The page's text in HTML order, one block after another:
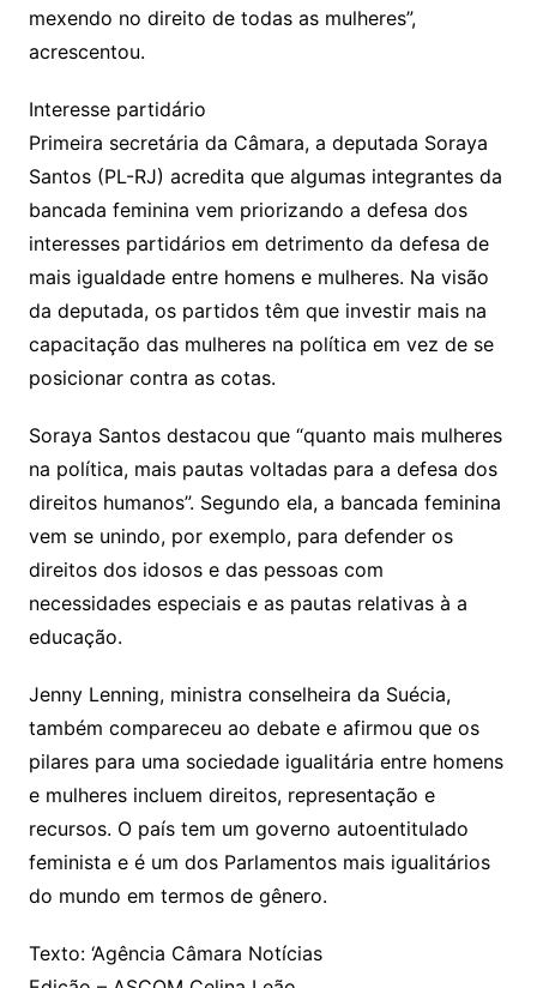
mexendo no direito de todas as mulheres”,
acrescentou.
Interesse partidário
Primeira secretária da Câmara, a deputada Soraya
Santos (PL-RJ) acredita que algumas integrantes da
bancada feminina vem priorizando a defesa dos
interesses partidários em detrimento da defesa de
mais igualdade entre homens e mulheres. Na visão
da deputada, os partidos têm que investir mais na
capacitação das mulheres na política em vez de se
posicionar contra as cotas.
Soraya Santos destacou que “quanto mais mulheres
na política, mais pautas voltadas para a defesa dos
direitos humanos”. Segundo ela, a bancada feminina
vem se unindo, por exemplo, para defender os
direitos dos idosos e das pessoas com
necessidades especiais e as pautas relativas à a
educação.
Jenny Lenning, ministra conselheira da Suécia,
também compareceu ao debate e afirmou que os
pilares para uma sociedade igualitária entre homens
e mulheres incluem direitos, representação e
recursos. O país tem um governo autoentitulado
feminista e é um dos Parlamentos mais igualitários
do mundo em termos de gênero.
Texto: ‘Agência Câmara Notícias